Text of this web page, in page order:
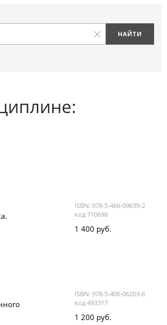
ISBN: 978-5-466-09639-2
код 710698
1 400 руб.
ISBN: 978-5-406-06203-6
код 493317
1 200 руб.